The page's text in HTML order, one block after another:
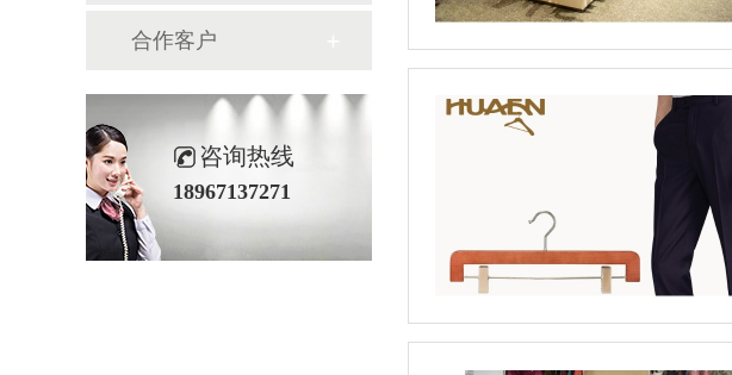
合作客户
咨询热线
18967137271